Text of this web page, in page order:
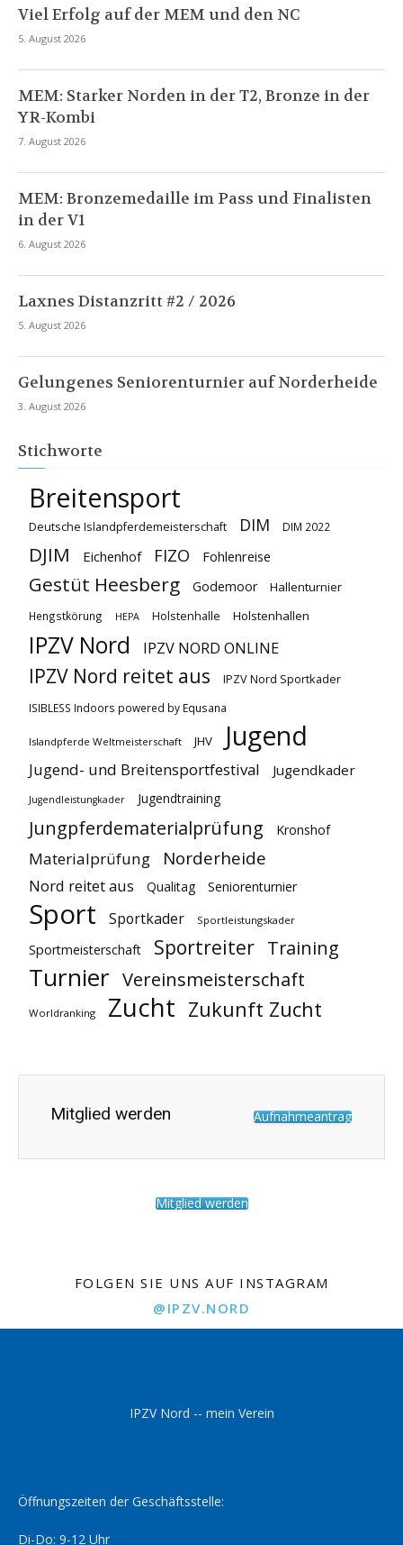
Viel Erfolg auf der MEM und den NC
5. August 2026
MEM: Starker Norden in der T2, Bronze in der
YR-Kombi
7. August 2026
MEM: Bronzemedaille im Pass und Finalisten
in der V1
6. August 2026
Laxnes Distanzritt #2 / 2026
5. August 2026
Gelungenes Seniorenturnier auf Norderheide
3. August 2026
Stichworte
Breitensport
Deutsche Islandpferdemeisterschaft DIM DIM 2022
DJIM Eichenhof FIZO Fohlenreise
Gestüt Heesberg Godemoor Hallenturnier
Hengstkörung HEPA Holstenhalle Holstenhallen
IPZV Nord IPZV NORD ONLINE
IPZV Nord reitet aus IPZV Nord Sportkader
ISIBLESS Indoors powered by Equsana
Islandpferde Weltmeisterschaft JHV Jugend
Jugend- und Breitensportfestival Jugendkader
Jugendleistungkader Jugendtraining
Jungpferdematerialprüfung Kronshof
Materialprüfung Norderheide
Nord reitet aus Qualitag Seniorenturnier
Sport Sportkader Sportleistungskader
Sportmeisterschaft Sportreiter Training
Turnier Vereinsmeisterschaft
Worldranking Zucht Zukunft Zucht
Mitglied werden Aufnahmeantrag
Mitglied werden
FOLGEN SIE UNS AUF INSTAGRAM
@IPZV.NORD
IPZV Nord -- mein Verein
Öffnungszeiten der Geschäftsstelle:
Di-Do: 9-12 Uhr